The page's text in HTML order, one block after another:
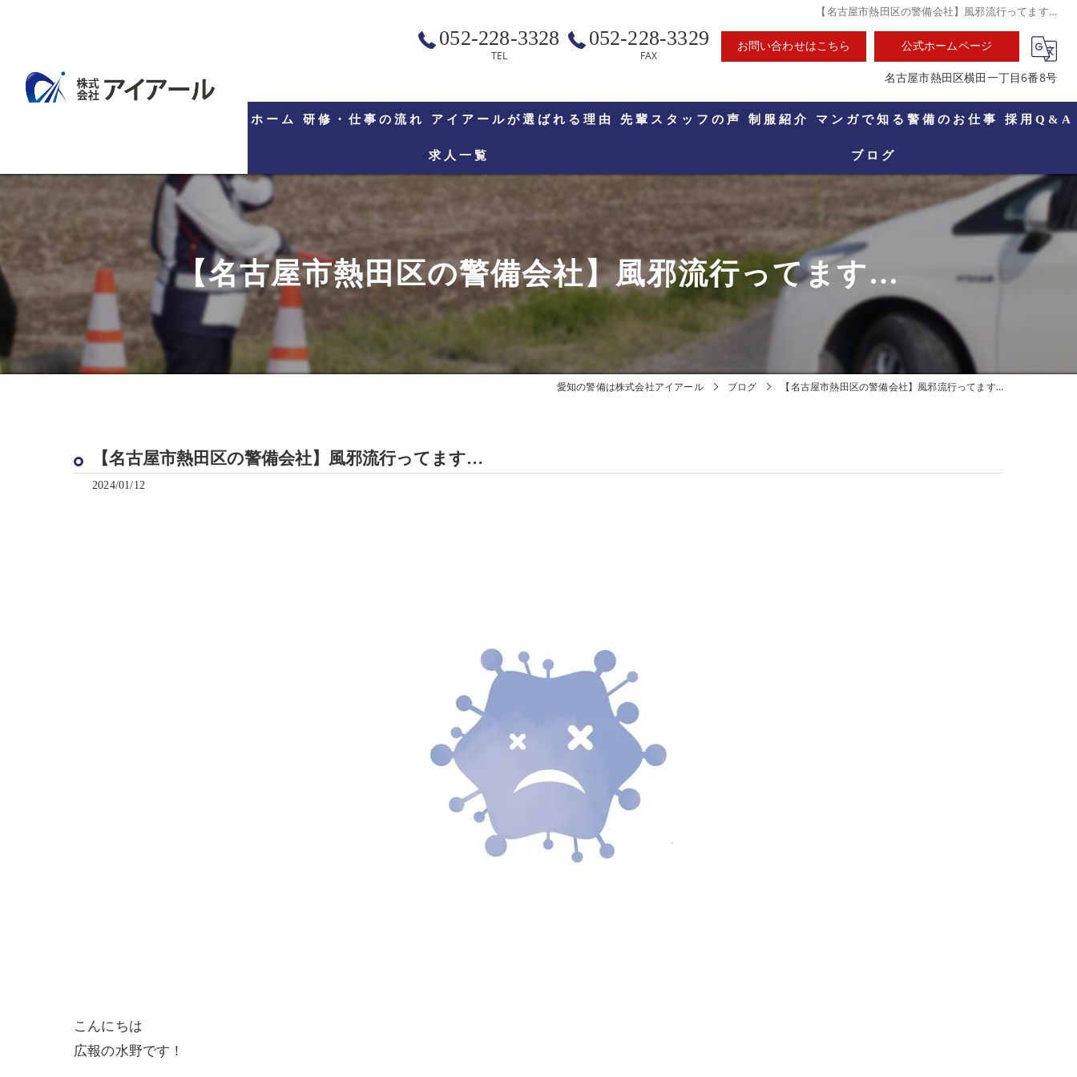
【名古屋市熱田区の警備会社】風邪流行ってます…
052-228-3328
TEL
052-228-3329
FAX
お問い合わせはこちら 公式ホームページ
名古屋市熱田区横田一丁目6番8号
ホーム 研修・仕事の流れ アイアールが選ばれる理由 先輩スタッフの声 制服紹介 マンガで知る警備のお仕事 採用Q&A
求人一覧 ブログ
【名古屋市熱田区の警備会社】風邪流行ってます…
愛知の警備は株式会社アイアール ブログ 【名古屋市熱田区の警備会社】風邪流行ってます…
【名古屋市熱田区の警備会社】風邪流行ってます…
2024/01/12
こんにちは
広報の水野です！